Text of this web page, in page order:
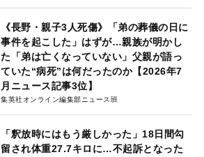
《長野・親子3人死傷》「弟の葬儀の日に
事件を起こした」はずが…親族が明かし
た「弟は亡くなっていない」父親が語っ
ていた“病死”は何だったのか【2026年7
月ニュース記事3位】
集英社オンライン編集部ニュース班
「釈放時にはもう厳しかった」18日間勾
留され体重27.7キロに…不起訴となった